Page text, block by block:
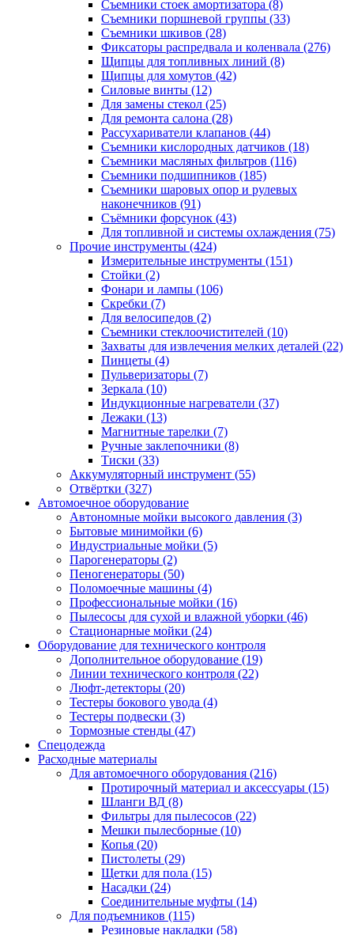
Съемники стоек амортизатора (8)
Съемники поршневой группы (33)
Съемники шкивов (28)
Фиксаторы распредвала и коленвала (276)
Щипцы для топливных линий (8)
Щипцы для хомутов (42)
Силовые винты (12)
Для замены стекол (25)
Для ремонта салона (28)
Рассухариватели клапанов (44)
Съемники кислородных датчиков (18)
Съемники масляных фильтров (116)
Съемники подшипников (185)
Съемники шаровых опор и рулевых
наконечников (91)
Съёмники форсунок (43)
Для топливной и системы охлаждения (75)
Прочие инструменты (424)
Измерительные инструменты (151)
Стойки (2)
Фонари и лампы (106)
Скребки (7)
Для велосипедов (2)
Съемники стеклоочистителей (10)
Захваты для извлечения мелких деталей (22)
Пинцеты (4)
Пульверизаторы (7)
Зеркала (10)
Индукционные нагреватели (37)
Лежаки (13)
Магнитные тарелки (7)
Ручные заклепочники (8)
Тиски (33)
Аккумуляторный инструмент (55)
Отвёртки (327)
Автомоечное оборудование
Автономные мойки высокого давления (3)
Бытовые минимойки (6)
Индустриальные мойки (5)
Парогенераторы (2)
Пеногенераторы (50)
Поломоечные машины (4)
Профессиональные мойки (16)
Пылесосы для сухой и влажной уборки (46)
Стационарные мойки (24)
Оборудование для технического контроля
Дополнительное оборудование (19)
Линии технического контроля (22)
Люфт-детекторы (20)
Тестеры бокового увода (4)
Тестеры подвески (3)
Тормозные стенды (47)
Спецодежда
Расходные материалы
Для автомоечного оборудования (216)
Протирочный материал и аксессуары (15)
Шланги ВД (8)
Фильтры для пылесосов (22)
Мешки пылесборные (10)
Копья (20)
Пистолеты (29)
Щетки для пола (15)
Насадки (24)
Соединительные муфты (14)
Для подъемников (115)
Резиновые накладки (58)